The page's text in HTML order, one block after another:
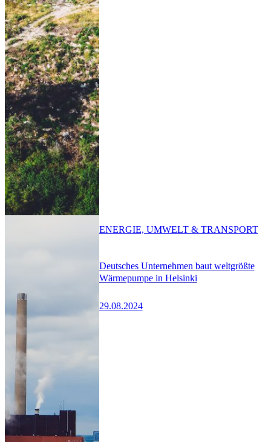
Deutsches Unternehmen baut weltgrößte
Wärmepumpe in Helsinki
29.08.2024
ENERGIE, UMWELT & TRANSPORT